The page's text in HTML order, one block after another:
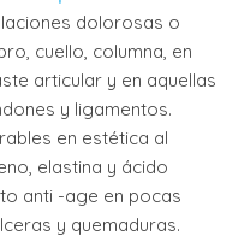
dolorosas o
cuello, columna, en
articular y en aquellas
y ligamentos.
en estética al
elastina y ácido
anti -age en pocas
y quemaduras.